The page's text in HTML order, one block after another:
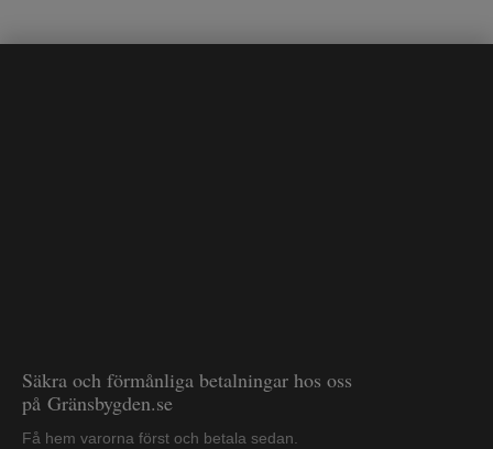
Säkra och förmånliga betalningar hos oss
på Gränsbygden.se
Få hem varorna först och betala sedan.